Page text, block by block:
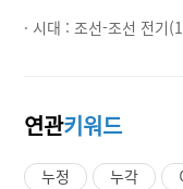
· 시대 :조선-조선 전기
연관키워드
누정 누각